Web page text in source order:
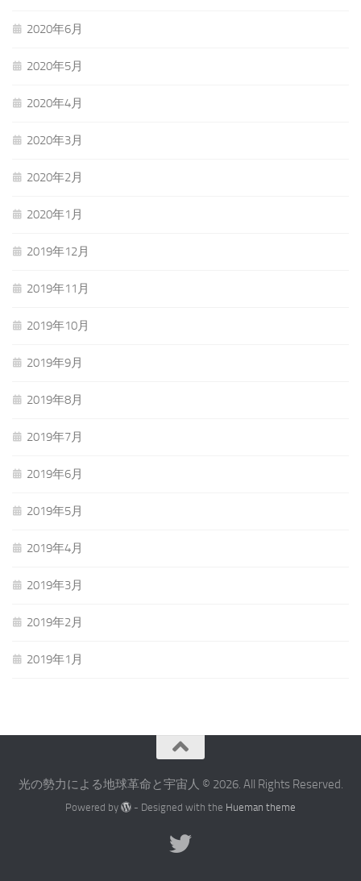
2020年6月
2020年5月
2020年4月
2020年3月
2020年2月
2020年1月
2019年12月
2019年11月
2019年10月
2019年9月
2019年8月
2019年7月
2019年6月
2019年5月
2019年4月
2019年3月
2019年2月
2019年1月
光の勢力による地球革命と宇宙人 © 2026. All Rights Reserved.
Powered by - Designed with the Hueman theme